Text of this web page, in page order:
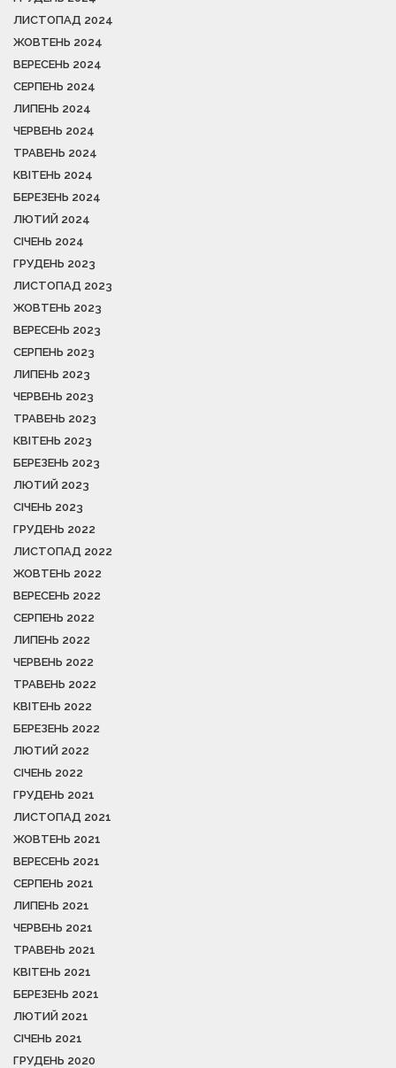
ЛИСТОПАД 2024
ЖОВТЕНЬ 2024
ВЕРЕСЕНЬ 2024
СЕРПЕНЬ 2024
ЛИПЕНЬ 2024
ЧЕРВЕНЬ 2024
ТРАВЕНЬ 2024
КВІТЕНЬ 2024
БЕРЕЗЕНЬ 2024
ЛЮТИЙ 2024
СІЧЕНЬ 2024
ГРУДЕНЬ 2023
ЛИСТОПАД 2023
ЖОВТЕНЬ 2023
ВЕРЕСЕНЬ 2023
СЕРПЕНЬ 2023
ЛИПЕНЬ 2023
ЧЕРВЕНЬ 2023
ТРАВЕНЬ 2023
КВІТЕНЬ 2023
БЕРЕЗЕНЬ 2023
ЛЮТИЙ 2023
СІЧЕНЬ 2023
ГРУДЕНЬ 2022
ЛИСТОПАД 2022
ЖОВТЕНЬ 2022
ВЕРЕСЕНЬ 2022
СЕРПЕНЬ 2022
ЛИПЕНЬ 2022
ЧЕРВЕНЬ 2022
ТРАВЕНЬ 2022
КВІТЕНЬ 2022
БЕРЕЗЕНЬ 2022
ЛЮТИЙ 2022
СІЧЕНЬ 2022
ГРУДЕНЬ 2021
ЛИСТОПАД 2021
ЖОВТЕНЬ 2021
ВЕРЕСЕНЬ 2021
СЕРПЕНЬ 2021
ЛИПЕНЬ 2021
ЧЕРВЕНЬ 2021
ТРАВЕНЬ 2021
КВІТЕНЬ 2021
БЕРЕЗЕНЬ 2021
ЛЮТИЙ 2021
СІЧЕНЬ 2021
ГРУДЕНЬ 2020